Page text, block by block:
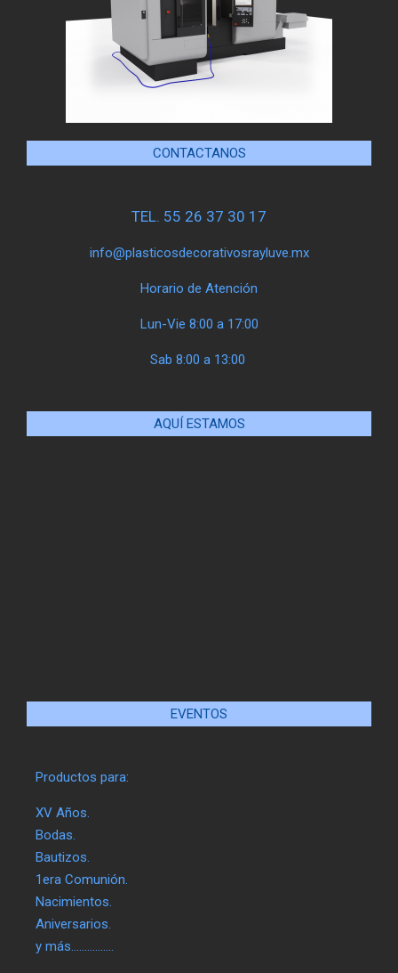
CONTACTANOS
TEL. 55 26 37 30 17
info@plasticosdecorativosrayluve.mx
Horario de Atención
Lun-Vie 8:00 a 17:00
Sab 8:00 a 13:00
AQUÍ ESTAMOS
EVENTOS
Productos para:
XV Años.
Bodas.
Bautizos.
1era Comunión.
Nacimientos.
Aniversarios.
y más…………….